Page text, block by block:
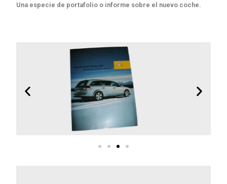
Una especie de portafolio o informe sobre el nuevo coche.